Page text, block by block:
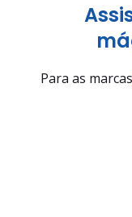
Para as